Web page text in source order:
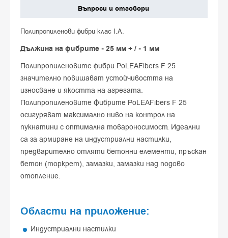
Въпроси и отговори
Полипропиленови фибри клас I.A.
Дължина на фибрите - 25 мм + / - 1 мм
Полипропиленовите фибри PoLEAFibers F 25
значително повишават устойчивостта на
износване и якостта на агрегата.
Полипропиленовите Фибрите PoLEAFibers F 25
осигуряват максимално ниво на контрол на
пукнатини с оптимална товароносимост. Идеални
са за армиране на индустриални настилки,
предварително отляти бетонни елементи, пръскан
бетон (торкрет), замазки, замазки над подово
отопление.
Области на приложение:
Индустриални настилки